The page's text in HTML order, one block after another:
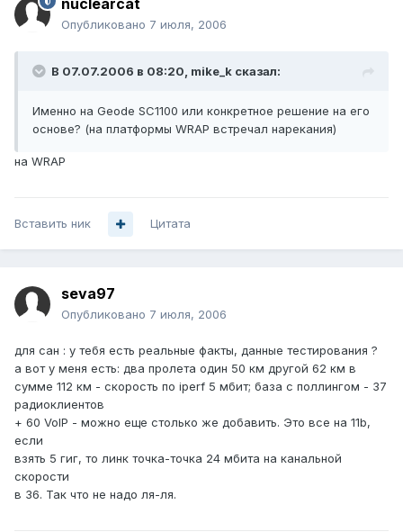
nuclearcat
Опубликовано 7 июля, 2006
В 07.07.2006 в 08:20, mike_k сказал:
Именно на Geode SC1100 или конкретное решение на его
основе? (на платформы WRAP встречал нарекания)
на WRAP
Вставить ник Цитата
seva97
Опубликовано 7 июля, 2006
для сан : у тебя есть реальные факты, данные тестирования ?
а вот у меня есть: два пролета один 50 км другой 62 км в
сумме 112 км - скорость по iperf 5 мбит; база с поллингом - 37
радиоклиентов
+ 60 VoIP - можно еще столько же добавить. Это все на 11b,
если
взять 5 гиг, то линк точка-точка 24 мбита на канальной
скорости
в 36. Так что не надо ля-ля.